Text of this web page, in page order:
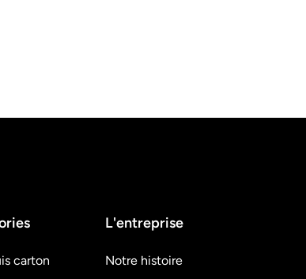
carton
L'entreprise
Notre histoire